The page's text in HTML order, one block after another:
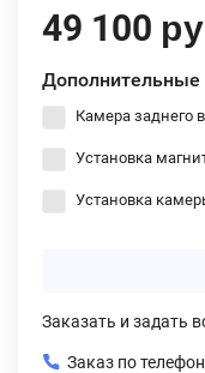
49 100
Дополнительные
Камера заднего
Установка
Установка
Заказать и задать
Заказ по